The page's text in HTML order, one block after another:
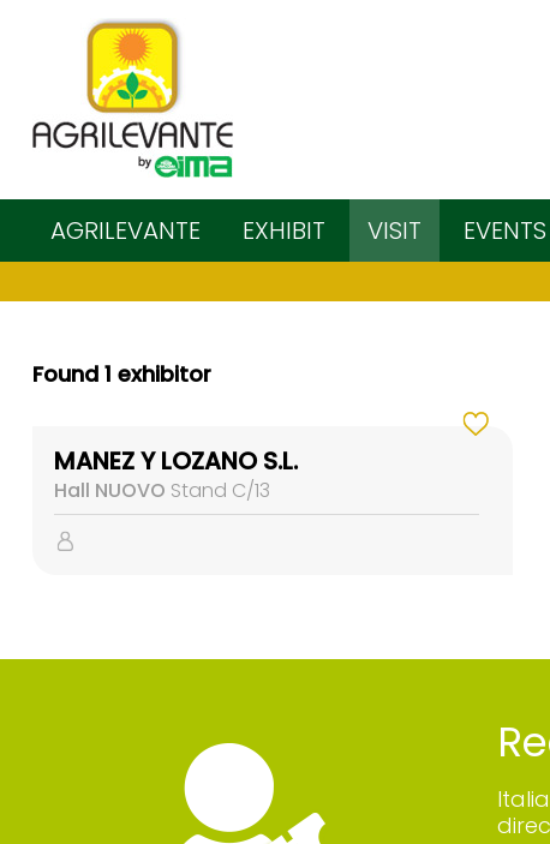
AGRILEVANTE EXHIBIT VISIT EVENTS
Found 1 exhibitor
MANEZ Y LOZANO S.L.
Hall NUOVO Stand C/13